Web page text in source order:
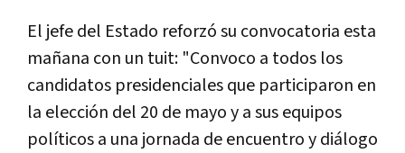
El jefe del Estado reforzó su convocatoria esta
mañana con un tuit: "Convoco a todos los
candidatos presidenciales que participaron en
la elección del 20 de mayo y a sus equipos
polí­ticos a una jornada de encuentro y diálogo